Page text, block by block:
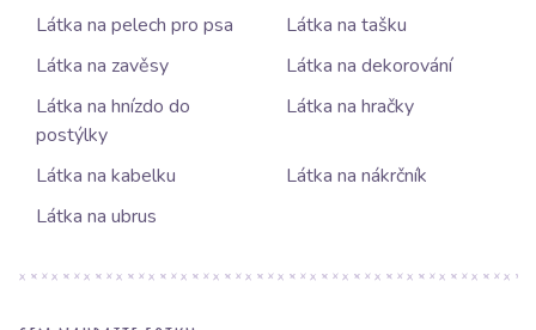
Látka na pelech pro psa
Látka na tašku
Látka na zavěsy
Látka na dekorování
Látka na hnízdo do
postýlky
Látka na hračky
Látka na kabelku
Látka na nákrčník
Látka na ubrus